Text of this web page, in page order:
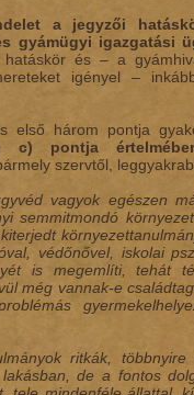
a jegyzői
gyámügyi igazgatási
és – a
igényel –
három pontja
pontja
szervtől,
vagyok egészen
semmitmondó
védőnővel, iskolai
is megemlíti, tehát
még vannak-e
ritkák, többnyire
de a fontos